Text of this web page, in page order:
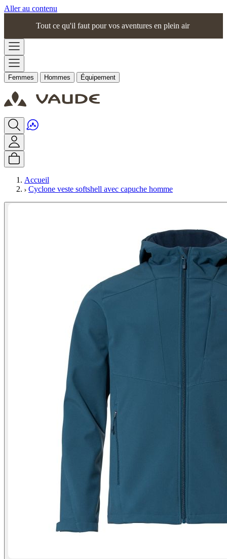
Aller au contenu
Tout ce qu'il faut pour vos aventures en plein air
Femmes Hommes Équipement
Accueil
Cyclone veste softshell avec capuche homme